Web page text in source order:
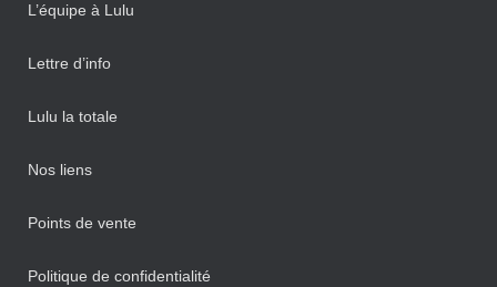
L’équipe à Lulu
Lettre d’info
Lulu la totale
Nos liens
Points de vente
Politique de confidentialité